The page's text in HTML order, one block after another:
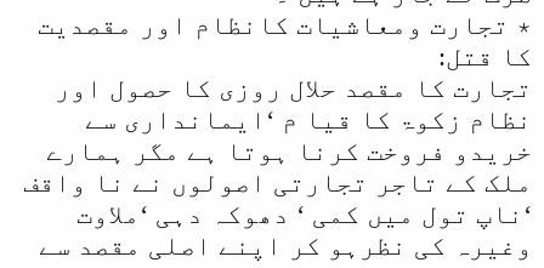
٭ تجارت ومعاشیات کانظام اور مقصدیت
کا قتل:
تجارت کا مقصد حلال روزی کا حصول اور
نظام زکوۃ کا قیا م ‘ایمانداری سے
خریدو فروخت کرنا ہوتا ہے مگر ہمارے
ملک کے تاجر تجارتی اصولوں نے نا واقف
‘ناپ تول میں کمی ‘ دھوکہ دہی ‘ملاوت
وغیرہ کی نظرہو کر اپنے اصلی مقصد سے